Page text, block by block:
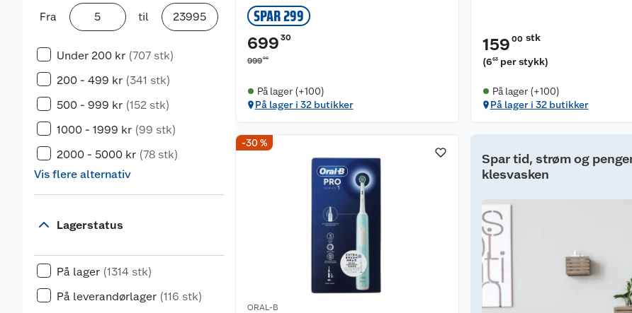
Fra til
Under 200 kr (707 stk)
200 - 499 kr (341 stk)
500 - 999 kr (152 stk)
1000 - 1999 kr (99 stk)
2000 - 5000 kr (78 stk)
Vis flere alternativ
Lagerstatus
På lager (1314 stk)
På leverandørlager (116 stk)
SPAR 299
699 30
99900
På lager (+100)
På lager i 32 butikker
159 00 stk
(663 per stykk)
På lager (+100)
På lager i 32 butikker
-30 %
ORAL-B
Spar tid, strøm og
klesvasken